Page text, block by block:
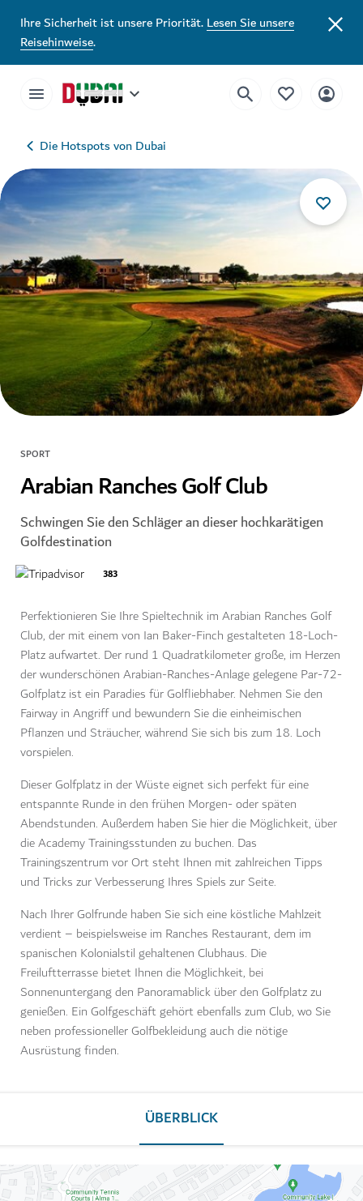
Ihre Sicherheit ist unsere Priorität.Lesen Sie unsere
Reisehinweise.
Die Hotspots von Dubai
SPORT
Arabian Ranches Golf Club
Schwingen Sie den Schläger an dieser hochkarätigen
Golfdestination
383
Perfektionieren Sie Ihre Spieltechnik im Arabian Ranches Golf
Club, der mit einem von Ian Baker-Finch gestalteten 18-Loch-
Platz aufwartet. Der rund 1 Quadratkilometer große, im Herzen
der wunderschönen Arabian-Ranches-Anlage gelegene Par-72-
Golfplatz ist ein Paradies für Golfliebhaber. Nehmen Sie den
Fairway in Angriff und bewundern Sie die einheimischen
Pflanzen und Sträucher, während Sie sich bis zum 18. Loch
vorspielen.
Dieser Golfplatz in der Wüste eignet sich perfekt für eine
entspannte Runde in den frühen Morgen- oder späten
Abendstunden. Außerdem haben Sie hier die Möglichkeit, über
die Academy Trainingsstunden zu buchen. Das
Trainingszentrum vor Ort steht Ihnen mit zahlreichen Tipps
und Tricks zur Verbesserung Ihres Spiels zur Seite.
Nach Ihrer Golfrunde haben Sie sich eine köstliche Mahlzeit
verdient – beispielsweise im Ranches Restaurant, dem im
spanischen Kolonialstil gehaltenen Clubhaus. Die
Freiluftterrasse bietet Ihnen die Möglichkeit, bei
Sonnenuntergang den Panoramablick über den Golfplatz zu
genießen. Ein Golfgeschäft gehört ebenfalls zum Club, wo Sie
neben professioneller Golfbekleidung auch die nötige
Ausrüstung finden.
ÜBERBLICK